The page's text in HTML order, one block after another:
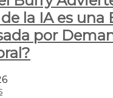
la IA es una
por